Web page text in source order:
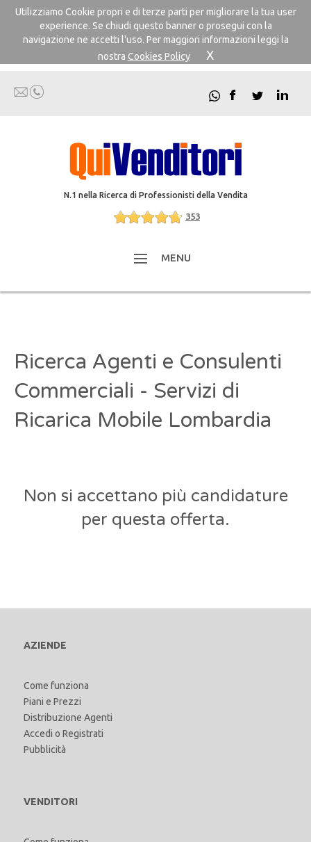
Utilizziamo Cookie propri e di terze parti per migliorare la tua user
experience. Se chiudi questo banner o prosegui con la
navigazione ne accetti l'uso. Per maggiori informazioni leggi la
nostra Cookies Policy X
N.1 nella Ricerca di Professionisti della Vendita
353
MENU
Ricerca Agenti e Consulenti
Commerciali - Servizi di
Ricarica Mobile Lombardia
Non si accettano più candidature
per questa offerta.
AZIENDE
Come funziona
Piani e Prezzi
Distribuzione Agenti
Accedi o Registrati
Pubblicità
VENDITORI